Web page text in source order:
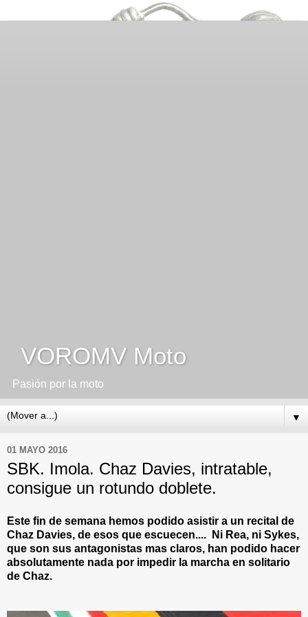
VOROMV Moto
Pasión por la moto
▼
01 MAYO 2016
SBK. Imola. Chaz Davies, intratable,
consigue un rotundo doblete.
Este fin de semana hemos podido asistir a un recital de
Chaz Davies, de esos que escuecen.... Ni Rea, ni Sykes,
que son sus antagonistas mas claros, han podido hacer
absolutamente nada por impedir la marcha en solitario
de Chaz.